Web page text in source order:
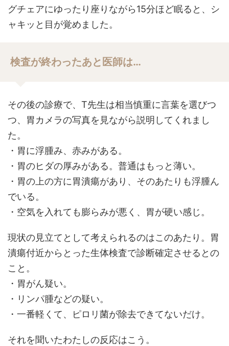
グチェアにゆったり座りながら15分ほど眠ると、シ
ャキッと目が覚めました。
検査が終わったあと医師は…
その後の診療で、T先生は相当慎重に言葉を選びつ
つ、胃カメラの写真を見ながら説明してくれまし
た。
・胃に浮腫み、赤みがある。
・胃のヒダの厚みがある。普通はもっと薄い。
・胃の上の方に胃潰瘍があり、そのあたりも浮腫ん
でいる。
・空気を入れても膨らみが悪く、胃が硬い感じ。
現状の見立てとして考えられるのはこのあたり。胃
潰瘍付近からとった生体検査で診断確定させるとの
こと。
・胃がん疑い。
・リンパ腫などの疑い。
・一番軽くて、ピロリ菌が除去できてないだけ。
それを聞いたわたしの反応はこう。